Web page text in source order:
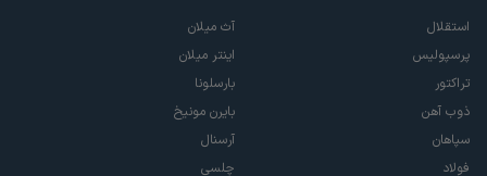
استقلال
پرسپولیس
تراکتور
ذوب آهن
سپاهان
فولاد
آث میلان
اینتر میلان
بارسلونا
بایرن مونیخ
آرسنال
چلسی